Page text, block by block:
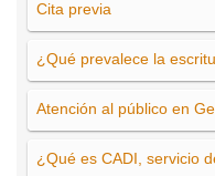
Cita previa
¿Qué prevalece la
Atención al público en
¿Qué es CADI, servicio